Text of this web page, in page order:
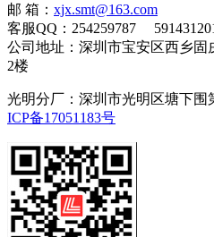
邮 箱： xjx.smt@163.com
客服QQ：254259787
公司地址：深圳市宝安区西乡固
2楼
光明分厂：深圳市光明区塘下围
ICP备17051183号